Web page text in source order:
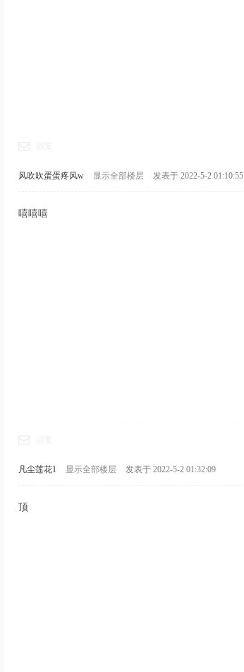
风吹吹蛋蛋疼风w 显示全部楼层 发表于 2022-5-2 01:10:55
嘻嘻嘻
凡尘莲花1 显示全部楼层 发表于 2022-5-2 01:32:09
顶